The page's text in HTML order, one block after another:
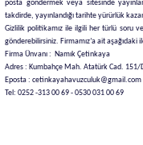
posta göndermek veya sitesinde
takdirde, yayınlandığı tarihte yürürlük
Gizlilik politikamız ile ilgili her türlü soru
gönderebilirsiniz. Firmamız’a ait
Firma Ünvanı : Namık Çetinkaya
Adres : Kumbahçe Mah. Atatürk Cad. 151/
Eposta : cetinkayahavuzculuk@gmail.com
Tel: 0252 -313 00 69 - 0530 031 00 69